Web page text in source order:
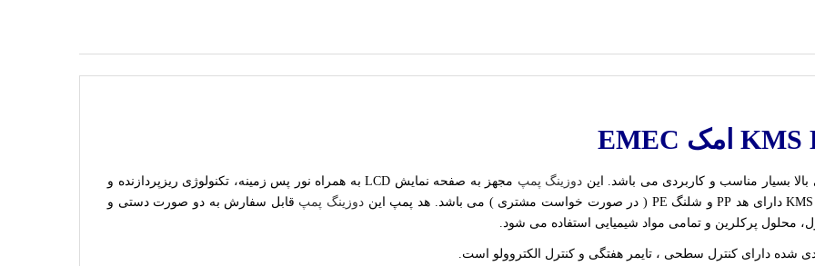
دوزینگ پمپ
مجهز به صفحه نمایش LCD به همراه نور پس زمینه، تکنولوژی ریزپردازنده و
دوزینگ پمپ قابل سفارش به دو صورت دستی و
محلول پرکلرین و تمامی مواد شیمیایی استفاده می شود.